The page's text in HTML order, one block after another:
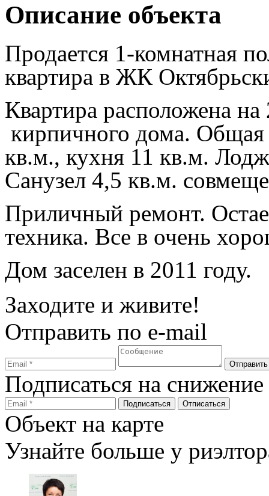
Описание объекта
Продается 1-комнатная
квартира в ЖК
Квартира расположена
кирпичного дома.
кв.м., кухня 11 кв.м.
Санузел 4,5 кв.м.
Приличный ремонт.
техника. Все в очень
Дом заселен в 2011 году.
Заходите и живите!
Отправить по e-mail
Подписаться на
Объект на карте
Узнайте больше у